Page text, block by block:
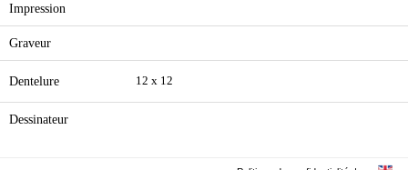
Impression
Graveur
Dentelure 12 x 12
Dessinateur